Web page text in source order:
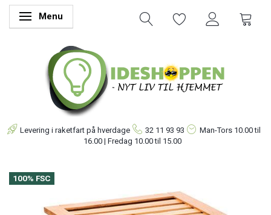
Skifte navigation
Menu
Levering i raketfart på hverdage 32 11 93 93 Man-Tors 10.00 til
16.00 | Fredag 10.00 til 15.00
100% FSC